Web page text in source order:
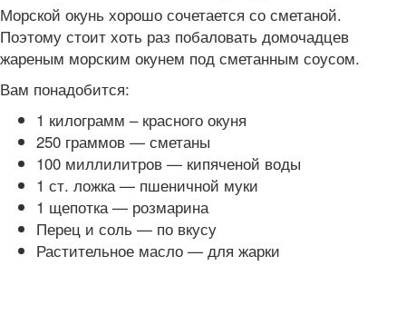
Морской окунь хорошо сочетается со сметаной.
Поэтому стоит хоть раз побаловать домочадцев
жареным морским окунем под сметанным соусом.
Вам понадобится:
1 килограмм – красного окуня
250 граммов — сметаны
100 миллилитров — кипяченой воды
1 ст. ложка — пшеничной муки
1 щепотка — розмарина
Перец и соль — по вкусу
Растительное масло — для жарки